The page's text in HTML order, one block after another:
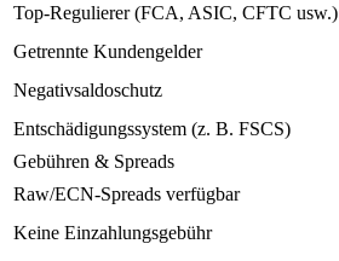
Top-Regulierer (FCA, ASIC, CFTC usw.)
Getrennte Kundengelder
Negativsaldoschutz
Entschädigungssystem (z. B. FSCS)
Gebühren & Spreads
Raw/ECN-Spreads verfügbar
Keine Einzahlungsgebühr